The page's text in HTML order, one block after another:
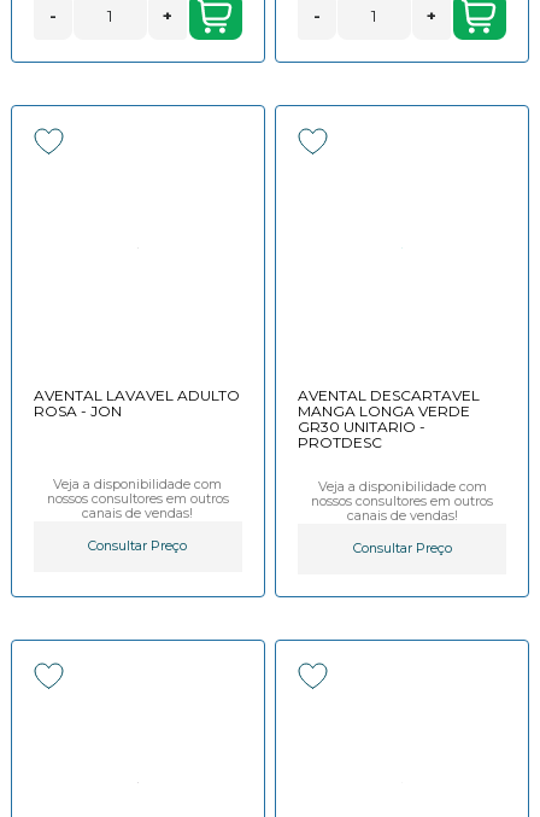
- + - +
AVENTAL LAVAVEL ADULTO
ROSA - JON
Veja a disponibilidade com
nossos consultores em outros
canais de vendas!
Consultar Preço
AVENTAL DESCARTAVEL
MANGA LONGA VERDE
GR30 UNITARIO -
PROTDESC
Veja a disponibilidade com
nossos consultores em outros
canais de vendas!
Consultar Preço